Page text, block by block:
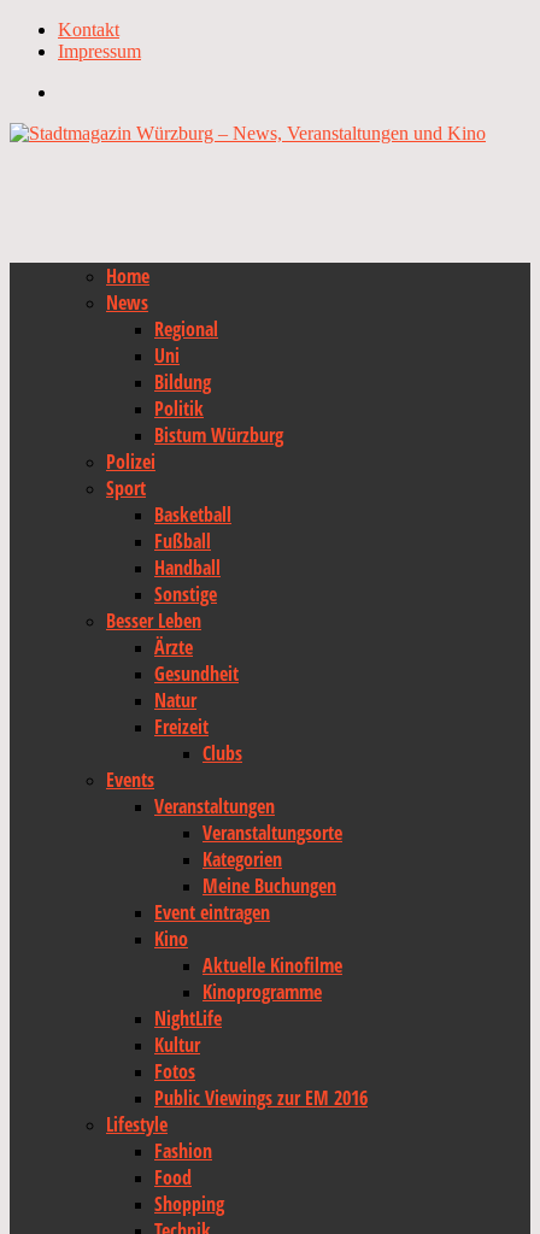
Kontakt
Impressum
Home
News
Regional
Uni
Bildung
Politik
Bistum Würzburg
Polizei
Sport
Basketball
Fußball
Handball
Sonstige
Besser Leben
Ärzte
Gesundheit
Natur
Freizeit
Clubs
Events
Veranstaltungen
Veranstaltungsorte
Kategorien
Meine Buchungen
Event eintragen
Kino
Aktuelle Kinofilme
Kinoprogramme
NightLife
Kultur
Fotos
Public Viewings zur EM 2016
Lifestyle
Fashion
Food
Shopping